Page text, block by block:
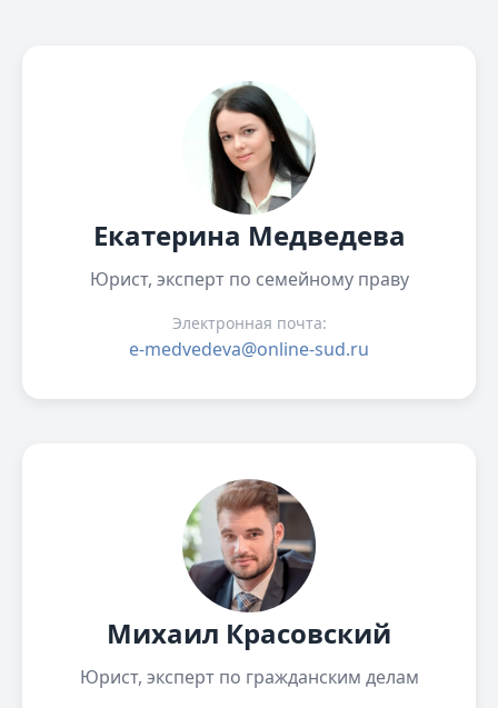
Екатерина Медведева
Юрист, эксперт по семейному праву
Электронная почта:
e-medvedeva@online-sud.ru
Михаил Красовский
Юрист, эксперт по гражданским делам